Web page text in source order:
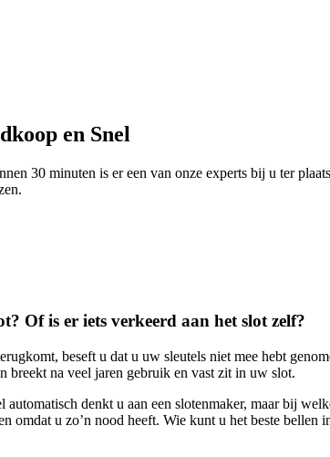
en Snel
30 minuten is er een van onze experts bij u ter
Of is er iets verkeerd aan het slot zelf?
beseft u dat u uw sleutels niet mee hebt
breekt na veel jaren gebruik en vast zit in uw slot.
denkt u aan een slotenmaker, maar bij
omdat u zo’n nood heeft. Wie kunt u het beste bellen